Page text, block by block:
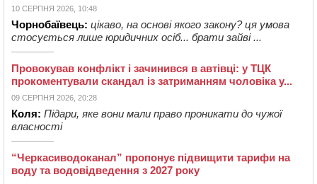
10 СЕРПНЯ 2026, 10:48
Чорнобаївець: цікаво, на основі якого закону? ця умова
стосується лише юридичних осіб... брати зайві ...
Провокував конфлікт і зачинився в автівці: у ТЦК
прокоментували скандал із затриманням чоловіка у...
09 СЕРПНЯ 2026, 20:28
Коля: Підари, яке вони мали право проникати до чужої
власності
“Черкасиводоканал” пропонує підвищити тарифи на
воду та водовідведення з 2027 року